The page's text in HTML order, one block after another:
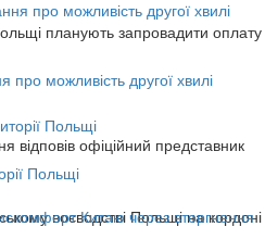
планують запровадити оплату
про можливість другої хвилі
відповів офіційний представник
Польщі
воєводстві Польщі на кордоні